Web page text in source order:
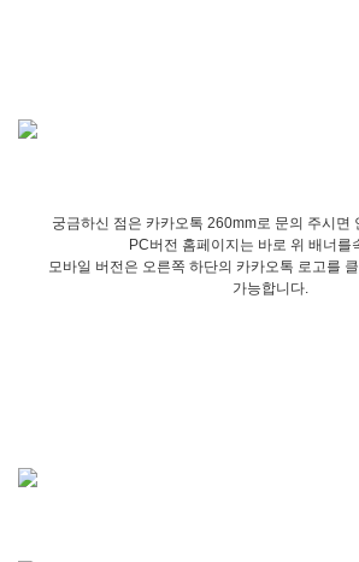
궁금하신 점은 카카오톡 260mm로 문의 주시면
PC버전 홈페이지는 바로 위 배너를
모바일 버전은 오른쪽 하단의 카카오톡 로고를
가능합니다.